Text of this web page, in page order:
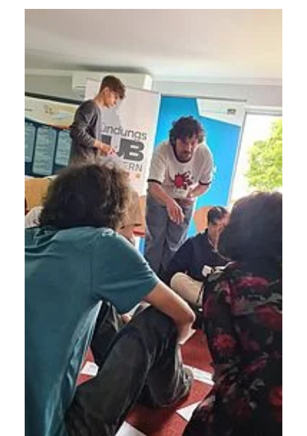
Cookie Laufzeit:
Performance
Name:
staticfilecache
Zweck:
Für performante Seitenauslieferung wird in diesem Cookie
gespeichert, ob man eingeloggt ist.
Sprachpräferenz
Name:
site-language-preference
Das Cookie speichert die gewählte Sprache der Website.
Cookie Laufzeit:
30 Tage
Chat
Name:
MibewSessionID, MIBEW_UserID, mibew_locale, mibew-
chat-frame-style-5e9dbeb1811c0446